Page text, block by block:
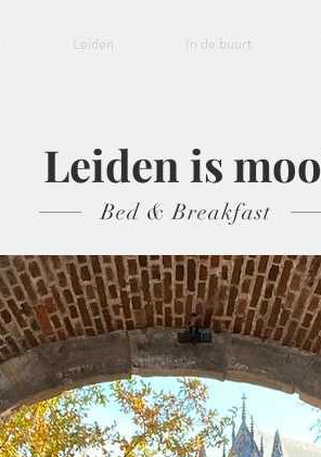
Leiden In de buurt
Leiden is
Bed & Breakfast